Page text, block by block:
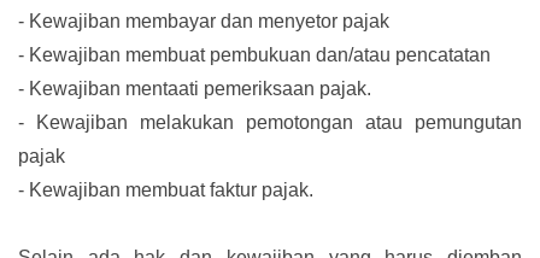
- Kewajiban membayar dan menyetor pajak
- Kewajiban membuat pembukuan dan/atau pencatatan
- Kewajiban mentaati pemeriksaan pajak.
-
Kewajiban melakukan pemotongan atau pemungutan
pajak
- Kewajiban membuat faktur pajak.